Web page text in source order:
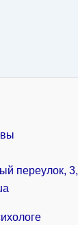
переулок, 3,